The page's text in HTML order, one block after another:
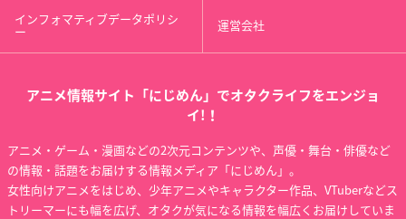
インフォマティブデータポリシ
ー 運営会社
アニメ情報サイト「にじめん」でオタクライフをエンジョ
イ!！
アニメ・ゲーム・漫画などの2次元コンテンツや、声優・舞台・俳優など
の情報・話題をお届けする情報メディア「にじめん」。
女性向けアニメをはじめ、少年アニメやキャラクター作品、VTuberなどス
トリーマーにも幅を広げ、オタクが気になる情報を幅広くお届けしていま